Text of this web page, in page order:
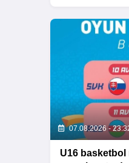
07.08.2026 -
U16